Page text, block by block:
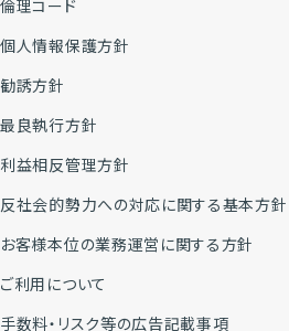
倫理コード
個人情報保護方針
勧誘方針
最良執行方針
利益相反管理方針
反社会的勢力への対応に関する基本方針
お客様本位の業務運営に関する方針
ご利用について
手数料・リスク等の広告記載事項